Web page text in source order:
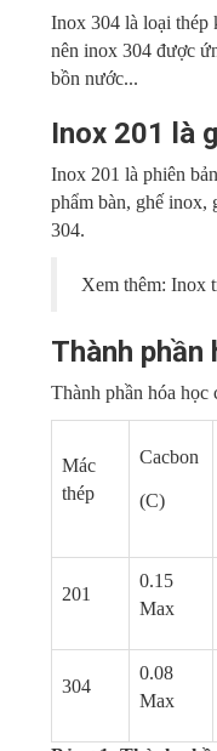
Inox 304 là loại thép
nên inox 304 được
bồn nước...
Inox 201 là
Inox 201 là phiên
phẩm bàn, ghế inox,
304.
Xem thêm: Inox
Thành phần
Thành phần hóa học
Mác
thép
Cacbon
(C)
201
0.15
Max
304
0.08
Max